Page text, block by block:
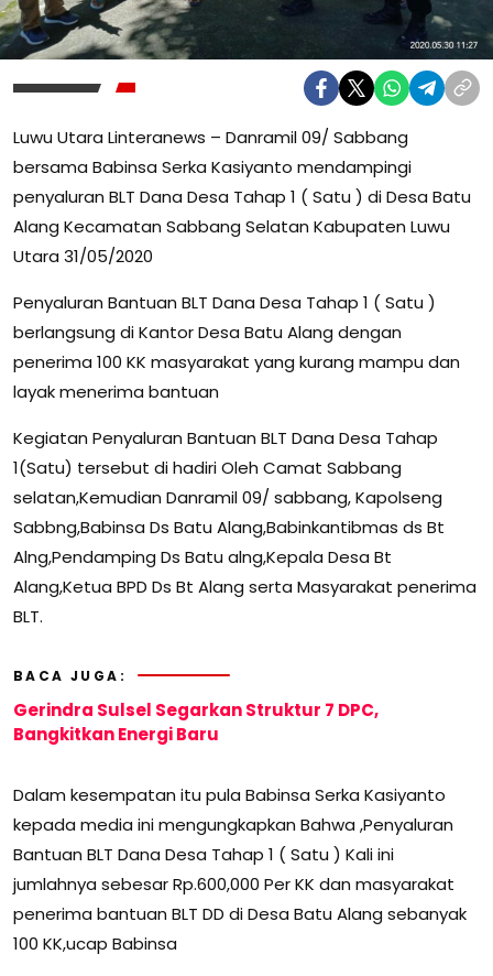
Luwu Utara Linteranews – Danramil 09/ Sabbang
bersama Babinsa Serka Kasiyanto mendampingi
penyaluran BLT Dana Desa Tahap 1 ( Satu ) di Desa Batu
Alang Kecamatan Sabbang Selatan Kabupaten Luwu
Utara 31/05/2020
Penyaluran Bantuan BLT Dana Desa Tahap 1 ( Satu )
berlangsung di Kantor Desa Batu Alang dengan
penerima 100 KK masyarakat yang kurang mampu dan
layak menerima bantuan
Kegiatan Penyaluran Bantuan BLT Dana Desa Tahap
1(Satu) tersebut di hadiri Oleh Camat Sabbang
selatan,Kemudian Danramil 09/ sabbang, Kapolseng
Sabbng,Babinsa Ds Batu Alang,Babinkantibmas ds Bt
Alng,Pendamping Ds Batu alng,Kepala Desa Bt
Alang,Ketua BPD Ds Bt Alang serta Masyarakat penerima
BLT.
BACA JUGA:
Gerindra Sulsel Segarkan Struktur 7 DPC,
Bangkitkan Energi Baru
Dalam kesempatan itu pula Babinsa Serka Kasiyanto
kepada media ini mengungkapkan Bahwa ,Penyaluran
Bantuan BLT Dana Desa Tahap 1 ( Satu ) Kali ini
jumlahnya sebesar Rp.600,000 Per KK dan masyarakat
penerima bantuan BLT DD di Desa Batu Alang sebanyak
100 KK,ucap Babinsa